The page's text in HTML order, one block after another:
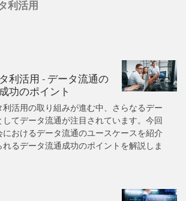
利活用
利活用 - データ流通の
功のポイント
活用の取り組みが進む中、さらなるデー
してデータ流通が注目されています。今回
おけるデータ流通のユースケースを紹介
れるデータ流通成功のポイントを解説しま